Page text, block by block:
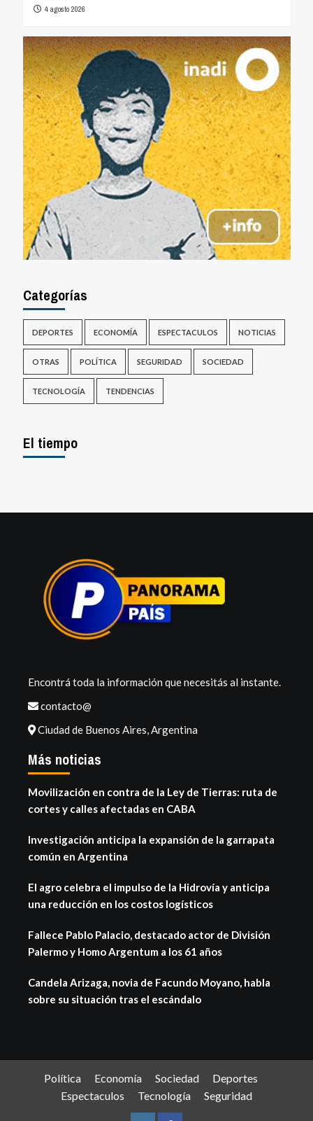
4 agosto 2026
Categorías
DEPORTES ECONOMÍA ESPECTACULOS NOTICIAS
OTRAS POLÍTICA SEGURIDAD SOCIEDAD
TECNOLOGÍA TENDENCIAS
El tiempo
Encontrá toda la información que necesitás al instante.
contacto@
Ciudad de Buenos Aires, Argentina
Más noticias
Movilización en contra de la Ley de Tierras: ruta de
cortes y calles afectadas en CABA
Investigación anticipa la expansión de la garrapata
común en Argentina
El agro celebra el impulso de la Hidrovía y anticipa
una reducción en los costos logísticos
Fallece Pablo Palacio, destacado actor de División
Palermo y Homo Argentum a los 61 años
Candela Arizaga, novia de Facundo Moyano, habla
sobre su situación tras el escándalo
Política Economía Sociedad
Deportes
Espectaculos
Tecnología Seguridad